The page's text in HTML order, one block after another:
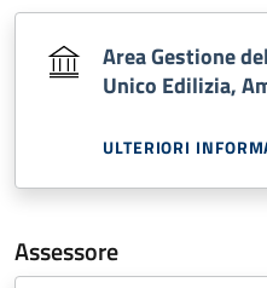
Area Gestione
Unico Edilizia,
ULTERIORI
Assessore